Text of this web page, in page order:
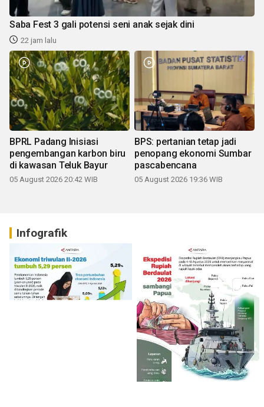
Saba Fest 3 gali potensi seni anak sejak dini
22 jam lalu
BPRL Padang Inisiasi
pengembangan karbon biru
di kawasan Teluk Bayur
05 August 2026 20:42 WIB
BPS: pertanian tetap jadi
penopang ekonomi Sumbar
pascabencana
05 August 2026 19:36 WIB
Infografik